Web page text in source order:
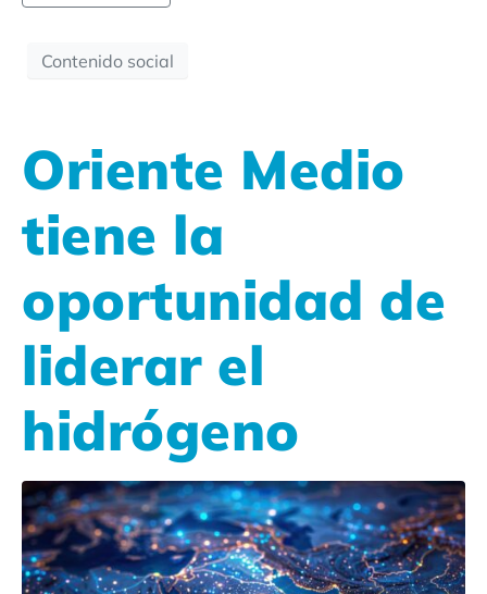
Contenido social
Oriente Medio
tiene la
oportunidad de
liderar el
hidrógeno